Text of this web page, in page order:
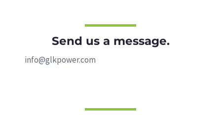
Send us a message.
info@glkpower.com